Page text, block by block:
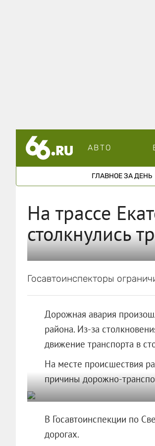
АВТО
ГЛАВНОЕ ЗА ДЕНЬ
На трассе
столкнулись
Госавтоинспекторы
Дорожная авария
района. Из-за
движение транспорта в
На месте происшествия
причины дорожно-
В Госавтоинспекции по
дорогах.